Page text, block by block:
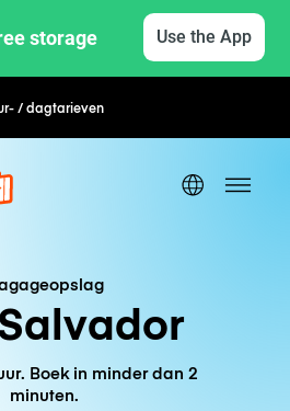
storage Use the App
dagtarievenFlexibel boeken
Boek in minder dan 2
minuten.